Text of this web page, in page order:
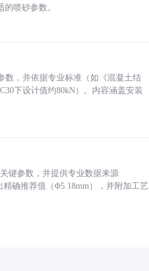
喷砂参数。
数，并依据专业标准（如《混凝土结
下设计值约80kN）。内容涵盖安装
键参数，并提供专业数据来源
精确推荐值（Φ5.18mm），并附加工艺